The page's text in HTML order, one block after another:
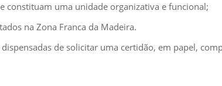
constituam uma unidade organizativa e funcional;
na Zona Franca da Madeira.
de solicitar uma certidão, em papel,